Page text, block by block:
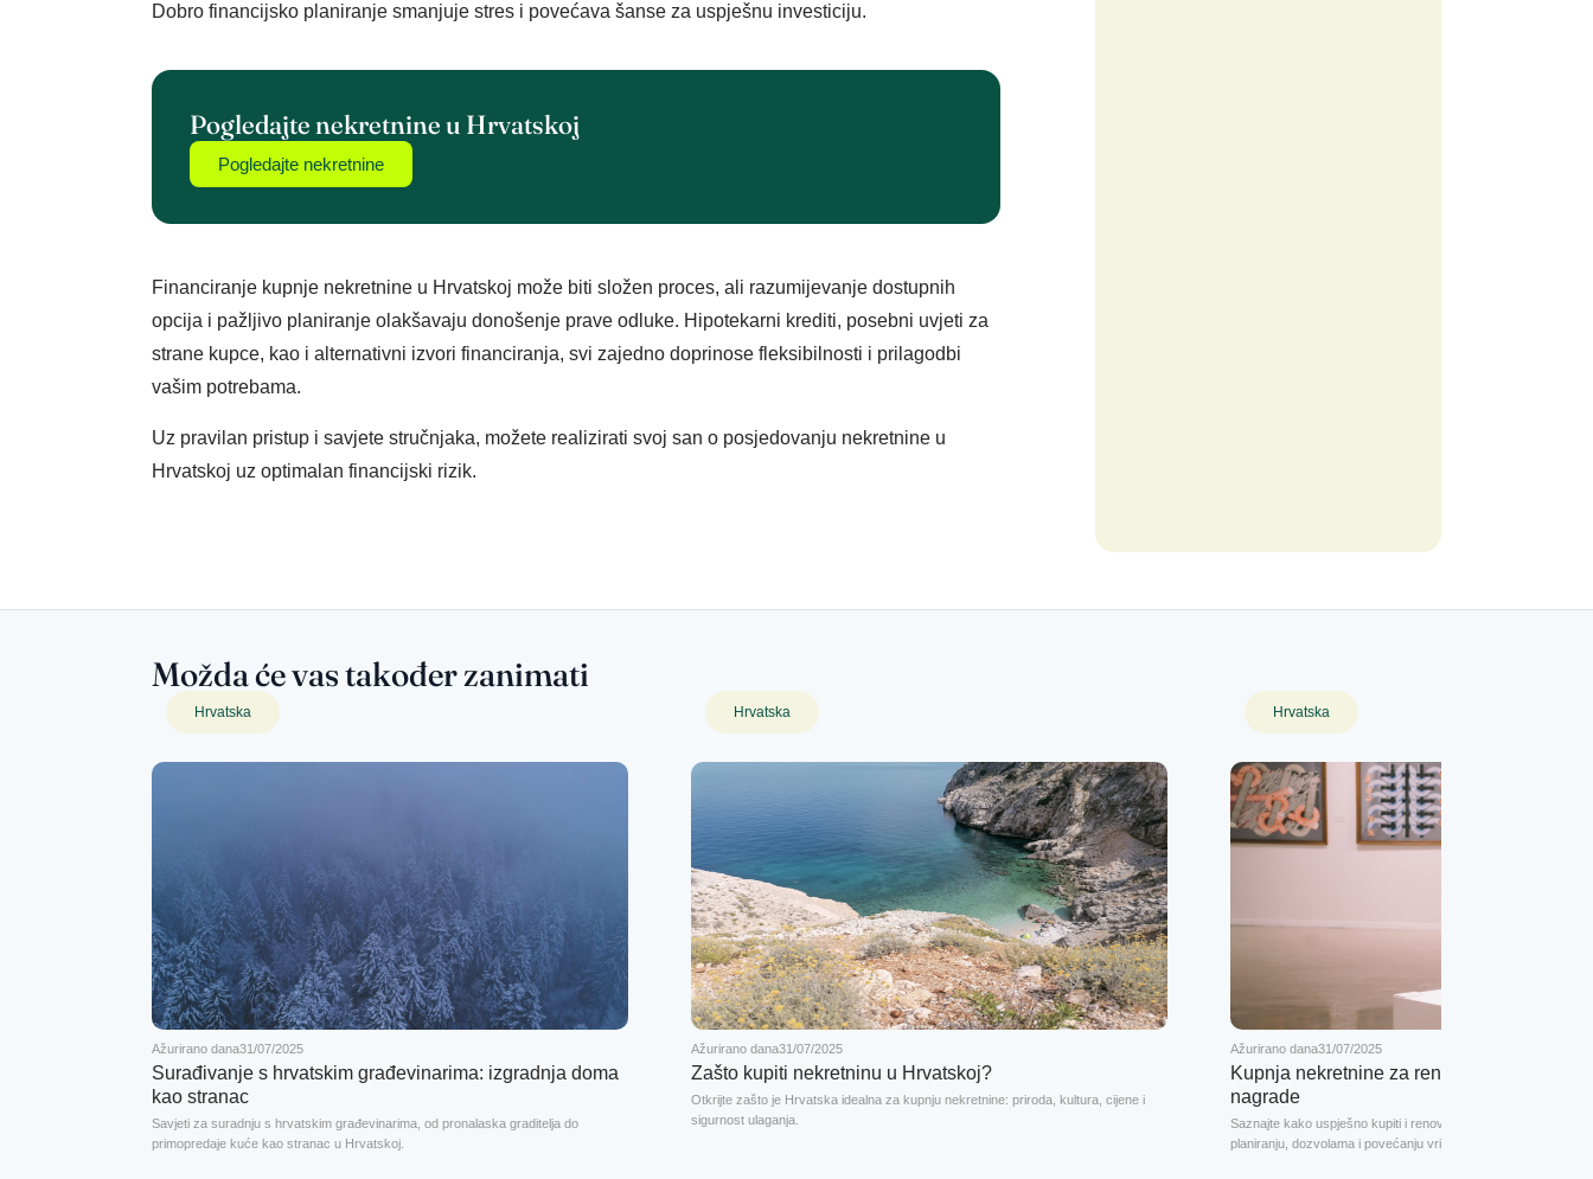
Dobro financijsko planiranje smanjuje stres i povećava šanse za uspješnu investiciju.
Pogledajte nekretnine u Hrvatskoj
Pogledajte nekretnine
Financiranje kupnje nekretnine u Hrvatskoj može biti složen proces, ali razumijevanje dostupnih
opcija i pažljivo planiranje olakšavaju donošenje prave odluke. Hipotekarni krediti, posebni uvjeti za
strane kupce, kao i alternativni izvori financiranja, svi zajedno doprinose fleksibilnosti i prilagodbi
vašim potrebama.
Uz pravilan pristup i savjete stručnjaka, možete realizirati svoj san o posjedovanju nekretnine u
Hrvatskoj uz optimalan financijski rizik.
Možda će vas također zanimati
Hrvatska
Ažurirano dana31/07/2025
Surađivanje s hrvatskim građevinarima: izgradnja doma
kao stranac
Savjeti za suradnju s hrvatskim građevinarima, od pronalaska graditelja do
primopredaje kuće kao stranac u Hrvatskoj.
Hrvatska
Ažurirano dana31/07/2025
Zašto kupiti nekretninu u Hrvatskoj?
Otkrijte zašto je Hrvatska idealna za kupnju nekretnine: priroda, kultura, cijene i
sigurnost ulaganja.
Hrvatska
Ažurirano dana31/07/2025
Kupnja nekretnine za renovaciju u
nagrade
Saznajte kako uspješno kupiti i renovirati nekretninu u
planiranju, dozvolama i povećanju vrijednosti.